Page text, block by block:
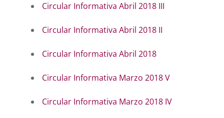
Circular Informativa Abril 2018 III
Circular Informativa Abril 2018 II
Circular Informativa Abril 2018
Circular Informativa Marzo 2018 V
Circular Informativa Marzo 2018 IV